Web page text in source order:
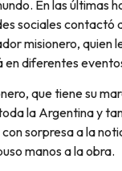
En las últimas
sociales contactó
misionero, quien
en diferentes
que tiene su
la Argentina y
sorpresa a la
manos a la obra.